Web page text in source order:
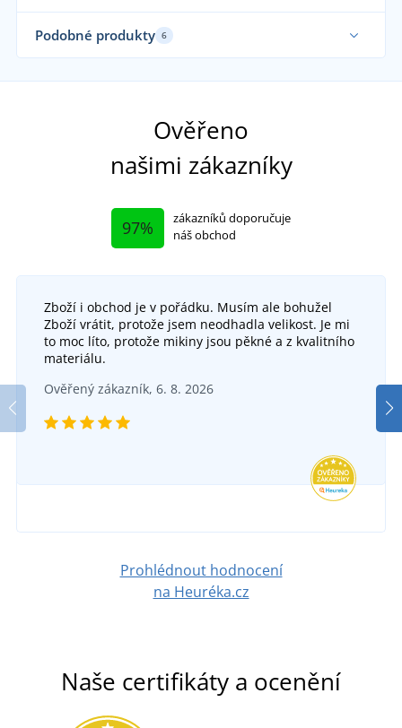
+1
Pánská jarní bunda JN1120
SKLADEM
Podobné produkty 6
Dámská bunda Everest
899 Kč
Ověřeno
našimi zákazníky
97%
zákazníků doporučuje
náš obchod
Zboží i obchod je v pořádku. Musím ale bohužel
Zboží vrátit, protože jsem neodhadla velikost. Je mi
to moc líto, protože mikiny jsou pěkné a z kvalitního
materiálu.
Ověřený zákazník, 6. 8. 2026
Prohlédnout hodnocení
na Heuréka.cz
Naše certifikáty a ocenění